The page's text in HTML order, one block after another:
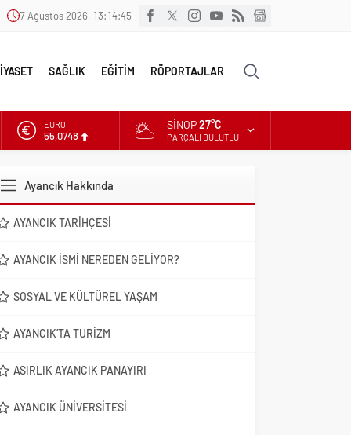
7 Ağustos 2026, 13:14:46
SAĞLIK EĞİTİM RÖPORTAJLAR
EURO
55,0748
DOLAR
SINOP27°C
PARÇALI BULUTLU
Ayancık Hakkında
AYANCIK TARIHÇESI
AYANCIK İSMI NEREDEN GELIYOR?
SOSYAL VE KÜLTÜREL YAŞAM
AYANCIK’TA TURIZM
ASIRLIK AYANCIK PANAYIRI
AYANCIK ÜNIVERSITESI